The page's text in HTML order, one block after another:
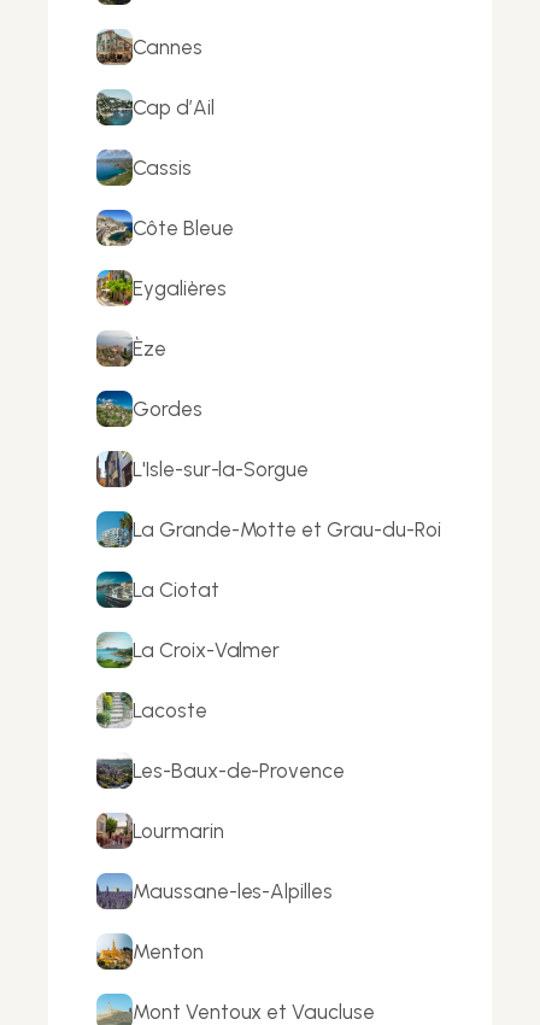
Cannes
Cap d’Ail
Cassis
Côte Bleue
Eygalières
Èze
Gordes
L'Isle-sur-la-Sorgue
La Grande-Motte et Grau-du-Roi
La Ciotat
La Croix-Valmer
Lacoste
Les-Baux-de-Provence
Lourmarin
Maussane-les-Alpilles
Menton
Mont Ventoux et Vaucluse